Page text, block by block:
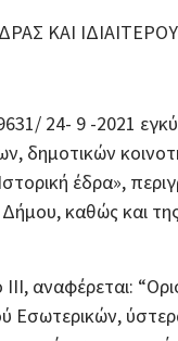
ΚΑΙ
24- 9 -2021
δημοτικών
έδρα»,
καθώς και
αναφέρεται: